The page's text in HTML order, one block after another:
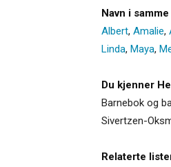
Navn i
Albert, Amalie,
Linda, Maya,
Du kjenner
Barnebok og
Sivertzen-
Relaterte